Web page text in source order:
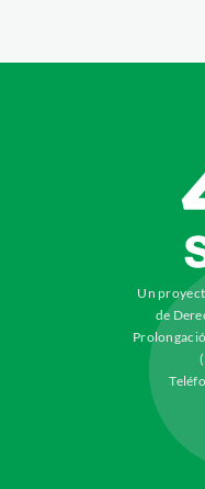
Un
de